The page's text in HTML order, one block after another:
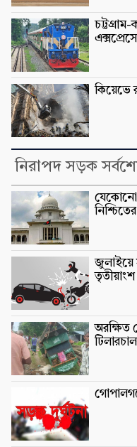
কিয়েভে
নিরাপদ সড়ক
যেকোনো
জুলাইয়ে
অরক্ষিত